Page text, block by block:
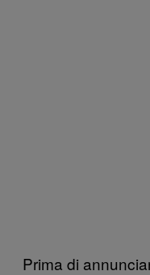
Prima di